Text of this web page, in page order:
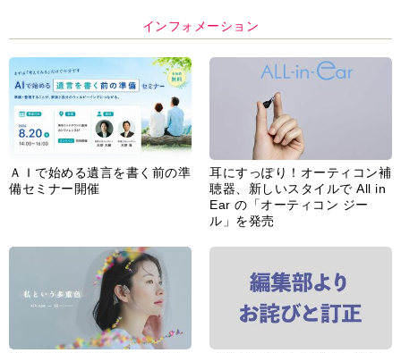
インフォメーション
ＡＩで始める遺言を書く前の準
備セミナー開催
耳にすっぽり！オーティコン補
聴器、新しいスタイルで All in
Ear の「オーティコン ジー
ル」を発売